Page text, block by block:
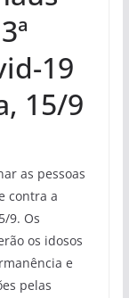
19
15/9
as pessoas
contra a
9. Os
os idosos
e
pelas